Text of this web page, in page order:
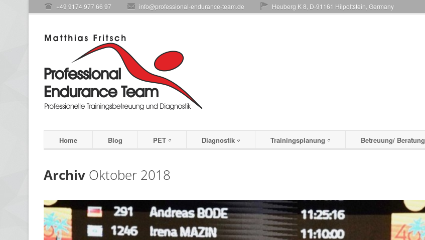
+49 9174 977 66 97 info@professional-endurance-team.de Heuberg K 8, D-91161 Hilpoltstein, Germany
Home Blog PET Diagnostik Trainingsplanung Betreuung/ Beratung
Archiv Oktober 2018